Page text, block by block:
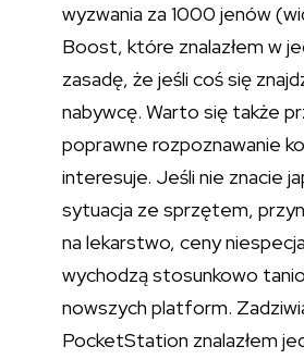
wyzwania za 1000 jenów
Boost, które znalazłem w
zasadę, że jeśli coś się
nabywcę. Warto się także
poprawne rozpoznawanie
interesuje. Jeśli nie znacie
sytuacja ze sprzętem,
na lekarstwo, ceny
wychodzą stosunkowo
nowszych platform.
PocketStation znalazłem